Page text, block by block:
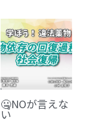
ジネスモデ
術 12冊
・ドラマ・
🤐NOが言えな
い